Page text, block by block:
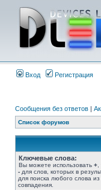
Вход Регистрация
Сообщения без ответов |
Список форумов
Ключевые слова:
Вы можете использовать +
- для слов, которых в
для поиска любого слова из
совпадения.